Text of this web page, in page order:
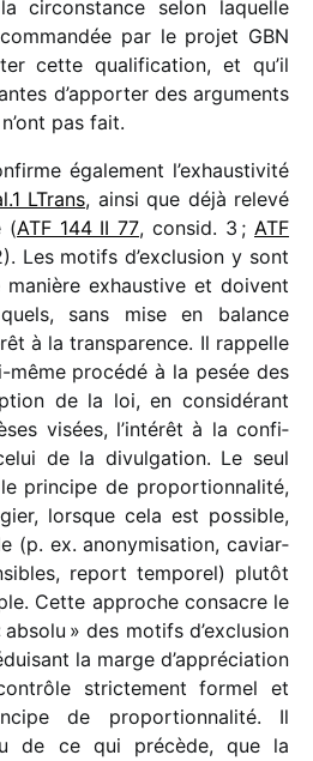
circons­tance selon laquelle
par le projet GBN
cette quali­fi­ca­tion, et qu’il
d’apporter des argu­ments
pas fait.
égale­ment l’exhaustivité
LTrans, ainsi que déjà relevé
(ATF 144 II 77, consid. 3 ; ATF
Les motifs d’exclusion y sont
exhaus­tive et doivent
sans mise en balance
à la trans­pa­rence. Il rappelle
procédé à la pesée des
de la loi, en consi­dé­rant
visées, l’intérêt à la confi­
de la divul­ga­tion. Le seul
prin­cipe de propor­tion­na­lité,
lorsque cela est possible,
(p. ex. anony­mi­sa­tion, caviar­
report tempo­rel) plutôt
Cette approche consacre le
» des motifs d’exclusion
la marge d’appréciation
stric­te­ment formel et
de propor­tion­na­lité. Il
de ce qui précède, que la